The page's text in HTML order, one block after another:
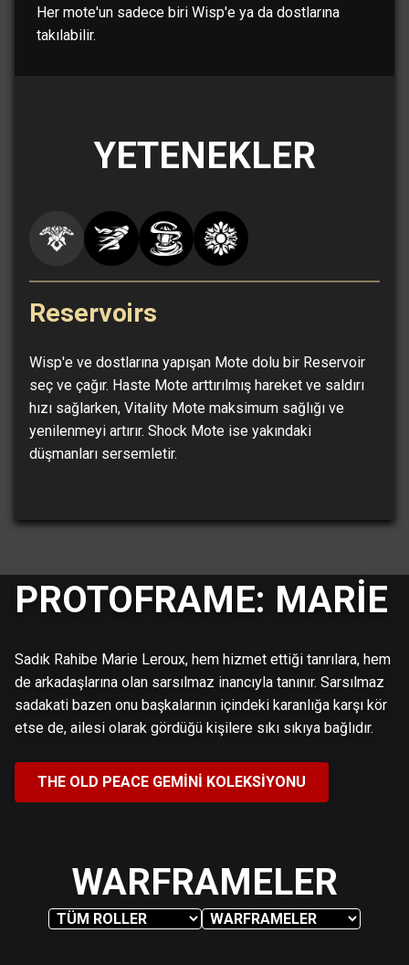
Her mote'un sadece biri Wisp'e ya da dostlarına
takılabilir.
YETENEKLER
Reservoirs
Wisp'e ve dostlarına yapışan Mote dolu bir Reservoir
seç ve çağır. Haste Mote arttırılmış hareket ve saldırı
hızı sağlarken, Vitality Mote maksimum sağlığı ve
yenilenmeyi artırır. Shock Mote ise yakındaki
düşmanları sersemletir.
PROTOFRAME: MARIE
Sadık Rahibe Marie Leroux, hem hizmet ettiği tanrılara, hem
de arkadaşlarına olan sarsılmaz inancıyla tanınır. Sarsılmaz
sadakati bazen onu başkalarının içindeki karanlığa karşı kör
etse de, ailesi olarak gördüğü kişilere sıkı sıkıya bağlıdır.
THE OLD PEACE GEMINI KOLEKSIYONU
WARFRAMELER